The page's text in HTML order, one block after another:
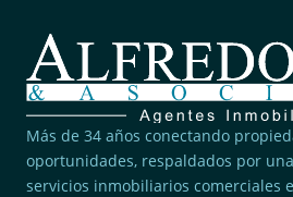
Más de 34 años conectando
oportunidades, respaldados por
servicios inmobiliarios comerciales